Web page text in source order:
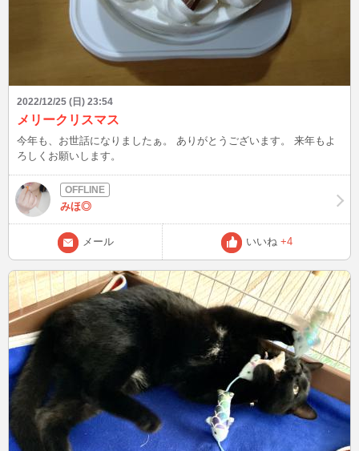
2022/12/25 (日) 23:54
メリークリスマス
今年も、お世話になりましたぁ。 ありがとうございます。 来年もよ
ろしくお願いします。
みほ◎
メール いいね +4